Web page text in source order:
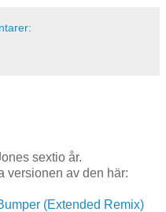
sextio år.
versionen av den här:
(Extended Remix)